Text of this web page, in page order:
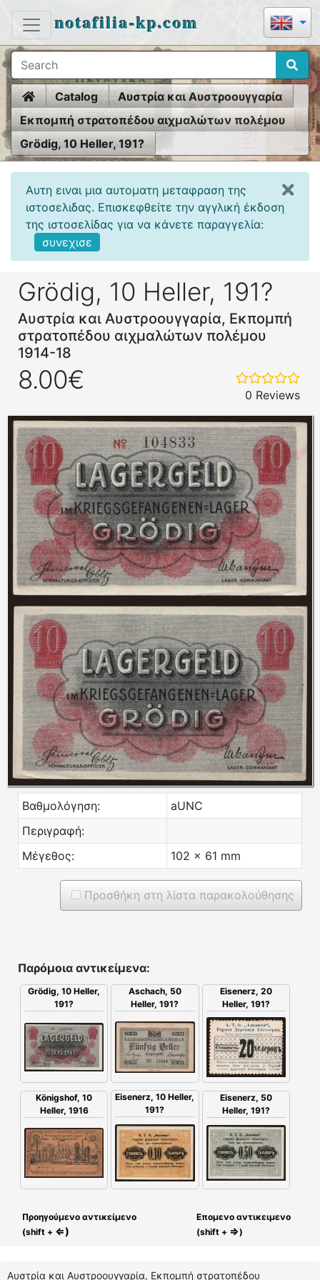
notafilia-kp.com
HomeCatalog
Αυστρία και Αυστροουγγαρία
Εκπομπή στρατοπέδου αιχμαλώτων πολέμου
1914-18
Grödig, 10 Heller, 191?
Αυτη ειναι μια αυτοματη μεταφραση της
ιστοσελιδας. Επισκεφθείτε την αγγλική έκδοση
της ιστοσελίδας για να κάνετε παραγγελία:
συνεχισε
Grödig, 10 Heller, 191?
Αυστρία και Αυστροουγγαρία, Εκπομπή
στρατοπέδου αιχμαλώτων πολέμου
1914-18
8.00€
0 Reviews
Βαθμολόγηση:
aUNC
Περιγραφή:
Μέγεθος:
102 x 61 mm
Προσθήκη στη λίστα παρακολούθησης
Παρόμοια αντικείμενα:
Grödig, 10 Heller,
191?
Aschach, 50
Heller, 191?
Eisenerz, 20
Heller, 191?
Königshof, 10
Heller, 1916
Eisenerz, 10 Heller,
191?
Eisenerz, 50
Heller, 191?
Προηγούμενο αντικείμενο
(shift + ⇐)
Επομενο αντικειμενο
(shift + ⇒)
Αυστρία και Αυστροουγγαρία, Εκπομπή στρατοπέδου